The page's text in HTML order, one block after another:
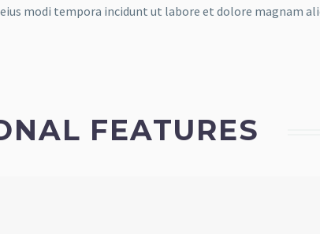
modi tempora incidunt ut labore et dolore magnam
FEATURES